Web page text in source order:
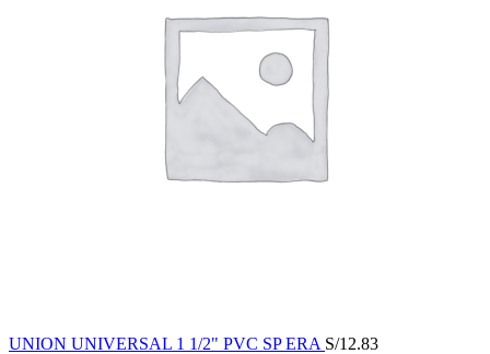
UNION UNIVERSAL 1 1/2" PVC SP ERA S/12.83